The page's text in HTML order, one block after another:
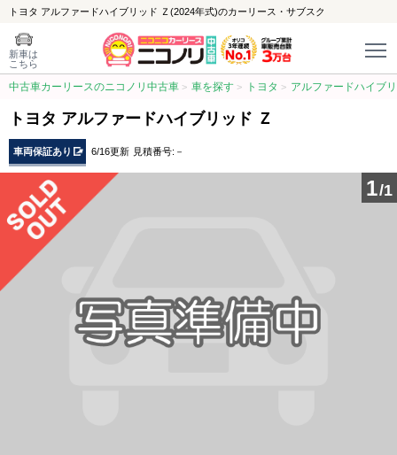
トヨタ アルファードハイブリッド Ｚ(2024年式)のカーリース・サブスク
新車は
こちら
中古車カーリースのニコノリ中古車 車を探す トヨタ アルファードハイブ
トヨタ アルファードハイブリッド Ｚ
車両保証あり 6/16更新 見積番号:－
1/1